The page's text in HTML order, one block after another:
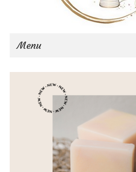
Menu